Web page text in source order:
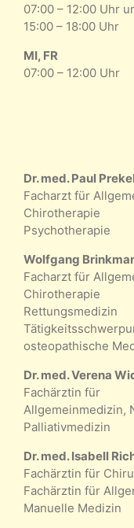
07:00 – 12:00 Uhr
15:00 – 18:00 Uhr
MI, FR
07:00 – 12:00 Uhr
Dr. med. Paul
Facharzt für
Chirotherapie
Psychotherapie
Wolfgang
Facharzt für
Chirotherapie
Rettungsmedizin
osteopathische
Dr. med. Verena
Fachärztin für
Allgemeinmedizin,
Palliativmedizin
Dr. med. Isabell
Fachärztin für
Fachärztin für
Manuelle Medizin